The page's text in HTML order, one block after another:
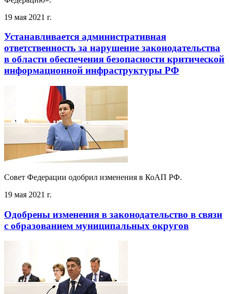
19 мая 2021 г.
Устанавливается административная
ответственность за нарушение законодательства
в области обеспечения безопасности критической
информационной инфраструктуры РФ
Совет Федерации одобрил изменения в КоАП РФ.
19 мая 2021 г.
Одобрены изменения в законодательство в связи
с образованием муниципальных округов